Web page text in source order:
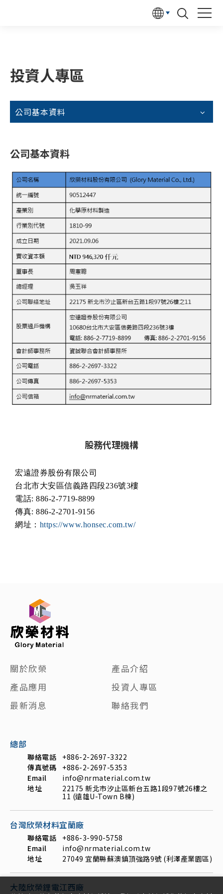
投資人專區
公司基本資料
公司基本資料
股務代理機構
宏遠證券股份有限公司
台北市大安區信義路四段236號3樓
電話: 886-2-7719-8899
傳真: 886-2-2701-9156
網址： https://www.honsec.com.tw/
關於欣榮
產品介紹
產品應用
投資人專區
最新消息
聯絡我們
總部
聯絡電話
+886-2-2697-3322
傳真號碼
+886-2-2697-5353
Email
info@nrmaterial.com.tw
地址
22175 新北市汐止區新台五路1段97號26樓之
11 (遠雄U-Town B棟)
台灣欣榮材料宜蘭廠
聯絡電話
+886-3-990-5758
Email
info@nrmaterial.com.tw
地址
27049 宜蘭縣蘇澳鎮頂強路9號 (利澤產業園區)
大陸欣榮鋰電江西廠